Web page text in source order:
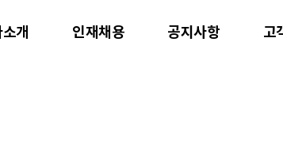
개 인재채용 공지사항 고